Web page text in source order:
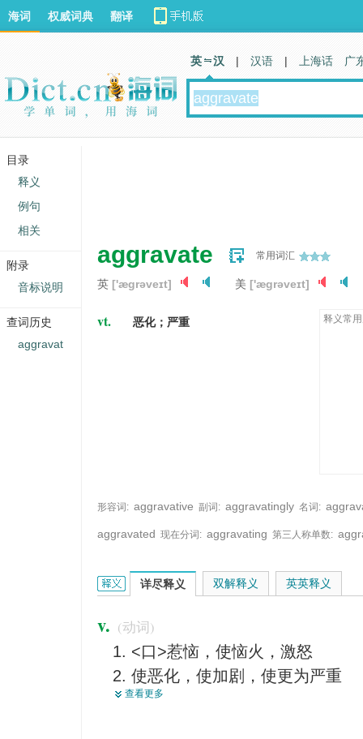
aggravate 常用词汇
英 ['æɡrəveɪt] 美 ['æɡrəveɪt]
vt. 恶化；严重 释义常
形容词: aggravative 副词: aggravatingly 名词:
aggravated 现在分词: aggravating 第三人称单数:
aggravate的英文翻译是什么意思，词典释义与在线
详尽释义
v. (动词)
<口>惹恼，使恼火，激怒
使恶化，使加剧，使更为严重
加重，加剧，进一步恶化
查看更多
双解释义 英英释义
海词 权威词典 翻译
英 汉 | 汉语 | 上海话 广
目录
释义
例句
相关
附录
音标说明
查词历史
aggravat